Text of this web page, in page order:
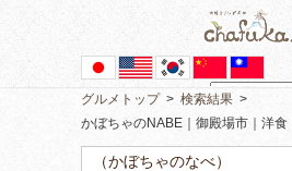
Powered by
グルメトップ> 検索結果 >
かぼちゃのNABE｜御殿場市｜洋食
（かぼちゃのなべ）